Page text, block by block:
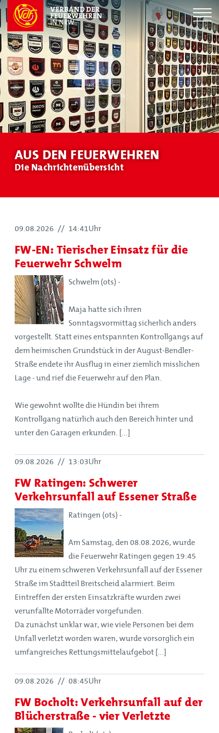
AUS DEN FEUERWEHREN
Die Nachrichtenübersicht
09.08.2026 // 14:41Uhr
FW-EN: Tierischer Einsatz für die
Feuerwehr Schwelm
Schwelm (ots) -
Maja hatte sich ihren
Sonntagsvormittag sicherlich anders
vorgestellt. Statt eines entspannten Kontrollgangs auf
dem heimischen Grundstück in der August-Bendler-
Straße endete ihr Ausflug in einer ziemlich misslichen
Lage - und rief die Feuerwehr auf den Plan.
Wie gewohnt wollte die Hündin bei ihrem
Kontrollgang natürlich auch den Bereich hinter und
unter den Garagen erkunden. [...]
09.08.2026 // 13:03Uhr
FW Ratingen: Schwerer
Verkehrsunfall auf Essener Straße
Ratingen (ots) -
Am Samstag, den 08.08.2026, wurde
die Feuerwehr Ratingen gegen 19:45
Uhr zu einem schweren Verkehrsunfall auf der Essener
Straße im Stadtteil Breitscheid alarmiert. Beim
Eintreffen der ersten Einsatzkräfte wurden zwei
verunfallte Motorräder vorgefunden.
Da zunächst unklar war, wie viele Personen bei dem
Unfall verletzt worden waren, wurde vorsorglich ein
umfangreiches Rettungsmittelaufgebot [...]
09.08.2026 // 08:45Uhr
FW Bocholt: Verkehrsunfall auf der
Blücherstraße - vier Verletzte